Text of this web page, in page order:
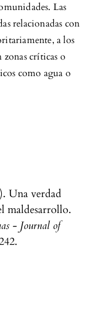
Una verdad
maldesarrollo.
- Journal of
Las
relacionadas con
a los
zonas críticas o
como agua o